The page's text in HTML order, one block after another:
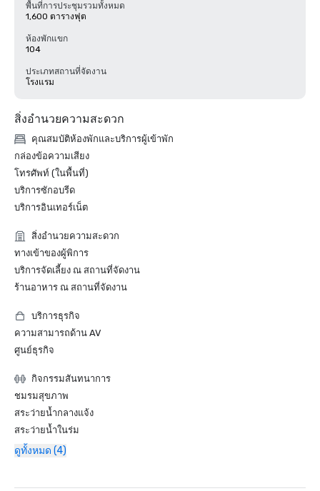
พื้นที่การประชุมรวมทั้งหมด
1,600 ตารางฟุต
ห้องพักแขก
104
ประเภทสถานที่จัดงาน
โรงแรม
สิ่งอำนวยความสะดวก
คุณสมบัติห้องพักและบริการผู้เข้าพัก
กล่องข้อความเสียง
โทรศัพท์ (ในพื้นที่)
บริการซักอบรีด
บริการอินเทอร์เน็ต
สิ่งอำนวยความสะดวก
ทางเข้าของผู้พิการ
บริการจัดเลี้ยง ณ สถานที่จัดงาน
ร้านอาหาร ณ สถานที่จัดงาน
บริการธุรกิจ
ความสามารถด้าน AV
ศูนย์ธุรกิจ
กิจกรรมสันทนาการ
ชมรมสุขภาพ
สระว่ายน้ำกลางแจ้ง
สระว่ายน้ำในร่ม
ดูทั้งหมด (4)